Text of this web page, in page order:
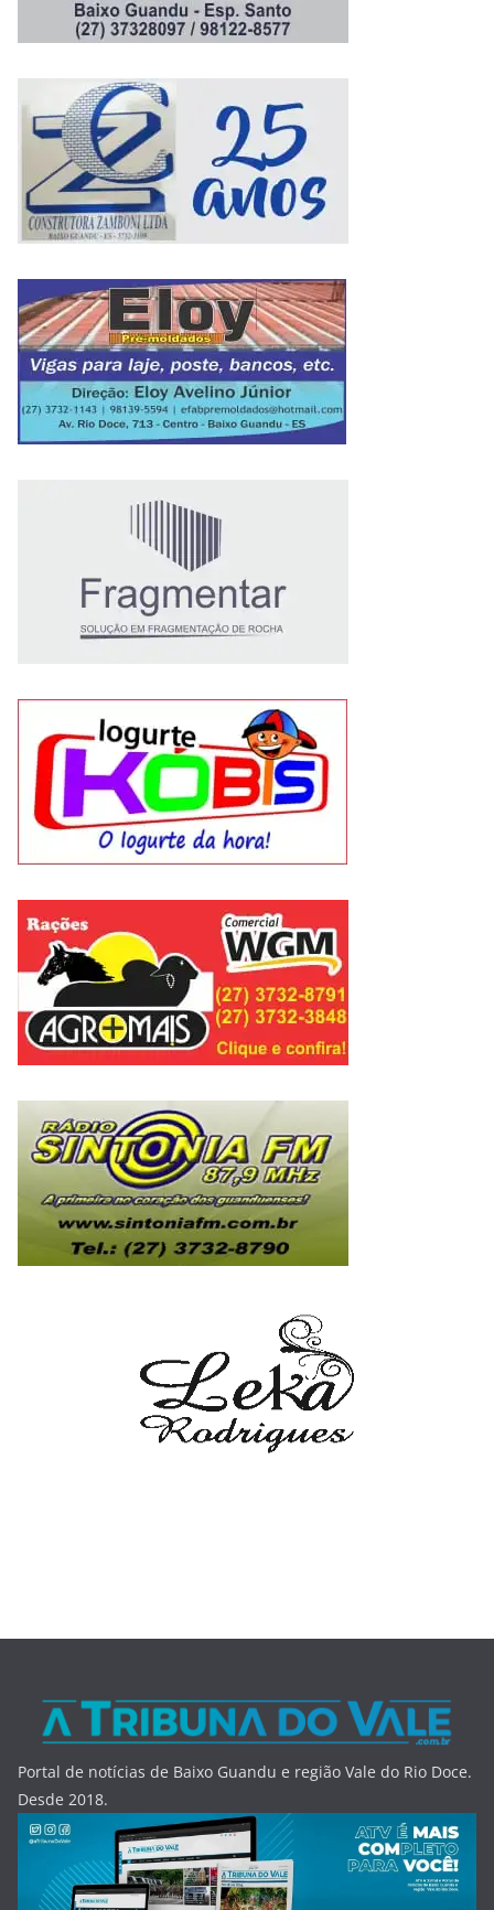
Portal de notícias de Baixo Guandu e região Vale do Rio Doce.
Desde 2018.